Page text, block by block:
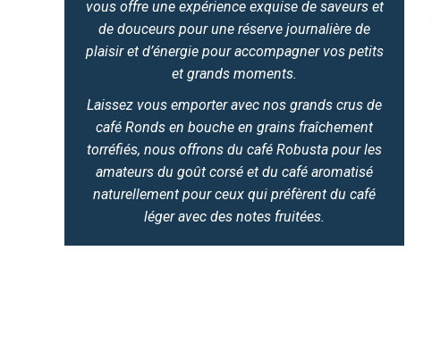
vous offre une expérience exquise de saveurs et
de douceurs pour une réserve journalière de
plaisir et d’énergie pour accompagner vos petits
et grands moments.
Laissez vous emporter avec nos grands crus de
café Ronds en bouche en grains fraîchement
torréfiés, nous offrons du café Robusta pour les
amateurs du goût corsé et du café aromatisé
naturellement pour ceux qui préfèrent du café
léger avec des notes fruitées.